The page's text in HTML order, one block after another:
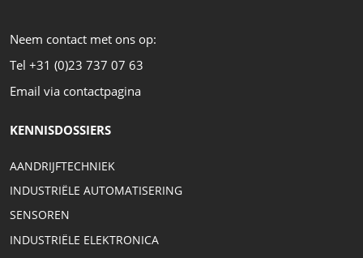
Neem contact met ons op:
Tel +31 (0)23 737 07 63
Email via contactpagina
KENNISDOSSIERS
AANDRIJFTECHNIEK
INDUSTRIËLE AUTOMATISERING
SENSOREN
INDUSTRIËLE ELEKTRONICA